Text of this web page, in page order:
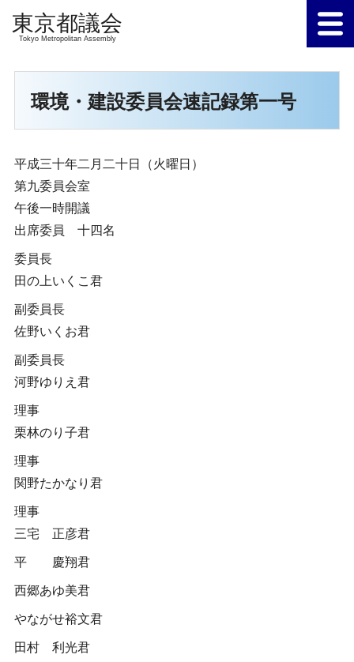
Tokyo Metropolitan Assembly
環境・建設委員会速記録第一号
平成三十年二月二十日（火曜日）
第九委員会室
午後一時開議
出席委員 十四名
委員長
田の上いくこ君
副委員長
佐野いくお君
副委員長
河野ゆりえ君
理事
栗林のり子君
理事
関野たかなり君
理事
三宅 正彦君
平 慶翔君
西郷あゆ美君
やながせ裕文君
田村 利光君